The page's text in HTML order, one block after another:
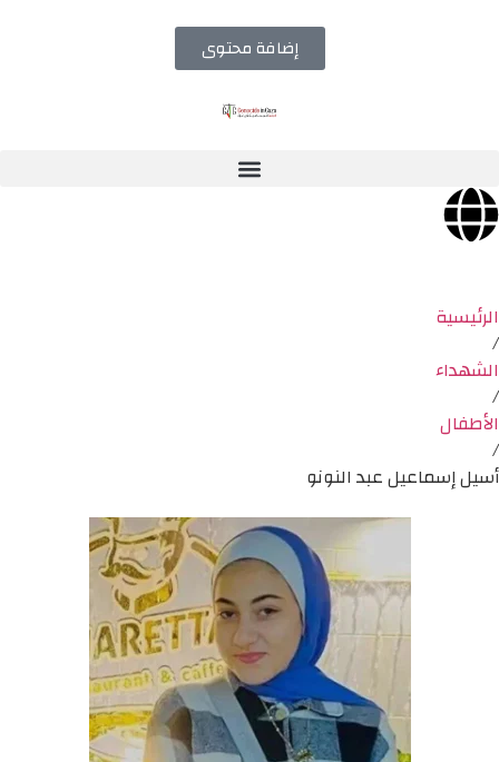
إضافة محتوى
الرئيسية
/
الشهداء
/
الأطفال
/
أسيل إسماعيل عبد النونو